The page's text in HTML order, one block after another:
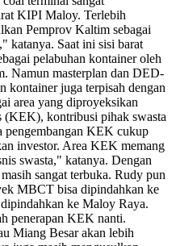
KIPI Maloy. Terlebih
Pemprov Kaltim sebagai
katanya. Saat ini sisi barat
pelabuhan kontainer oleh
Namun masterplan dan DED-
kontainer juga terpisah dengan
area yang diproyeksikan
(KEK), kontribusi pihak swasta
pengembangan KEK cukup
investor. Area KEK memang
swasta," katanya. Dengan
sangat terbuka. Rudy pun
MBCT bisa dipindahkan ke
ke Maloy Raya.
penerapan KEK nanti.
Miang Besar akan lebih